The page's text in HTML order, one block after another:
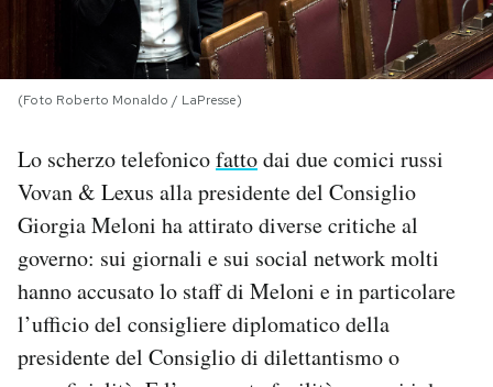
NEWSLETTER
I MIEI PREFERITI
SHOP
CALENDARIO
AREA PERSONALE
Area Personale
(Foto Roberto Monaldo / LaPresse)
Lo scherzo telefonicofattodai due comici russi
Vovan & Lexus alla presidente del Consiglio
Giorgia Meloni ha attirato diverse critiche al
governo: sui giornali e sui social network molti
hanno accusato lo staff di Meloni e in particolare
l’ufficio del consigliere diplomatico della
presidente del Consiglio di dilettantismo o